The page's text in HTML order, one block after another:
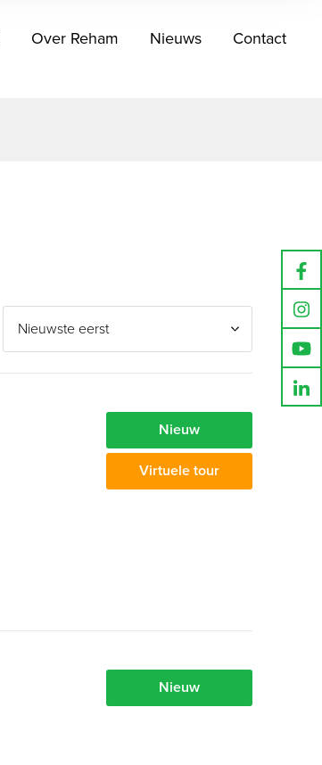
Over Reham Nieuws Contact
Nieuw
Virtuele tour
Nieuw